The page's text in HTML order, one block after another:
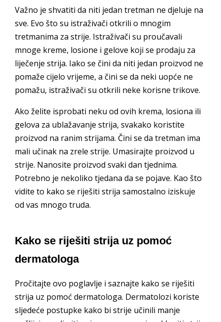
Važno je shvatiti da niti jedan tretman ne djeluje na
sve. Evo što su istraživači otkrili o mnogim
tretmanima za strije. Istraživači su proučavali
mnoge kreme, losione i gelove koji se prodaju za
liječenje strija. Iako se čini da niti jedan proizvod ne
pomaže cijelo vrijeme, a čini se da neki uopće ne
pomažu, istraživači su otkrili neke korisne trikove.
Ako želite isprobati neku od ovih krema, losiona ili
gelova za ublažavanje strija, svakako koristite
proizvod na ranim strijama. Čini se da tretman ima
mali učinak na zrele strije. Umasirajte proizvod u
strije. Nanosite proizvod svaki dan tjednima.
Potrebno je nekoliko tjedana da se pojave. Kao što
vidite to kako se riješiti strija samostalno iziskuje
od vas mnogo truda.
Kako se riješiti strija uz pomoć
dermatologa
Pročitajte ovo poglavlje i saznajte kako se riješiti
strija uz pomoć dermatologa. Dermatolozi koriste
sljedeće postupke kako bi strije učinili manje